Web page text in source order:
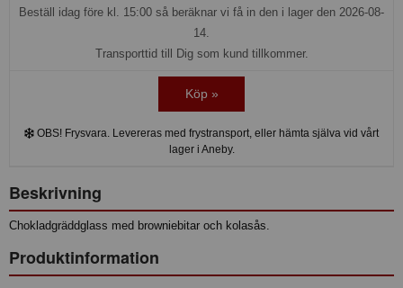
Beställ idag före kl. 15:00 så beräknar vi få in den i lager den 2026-08-
14.
Transporttid till Dig som kund tillkommer.
Köp »
OBS! Frysvara. Levereras med frystransport, eller hämta själva vid vårt
lager i Aneby.
Beskrivning
Chokladgräddglass med browniebitar och kolasås.
Produktinformation